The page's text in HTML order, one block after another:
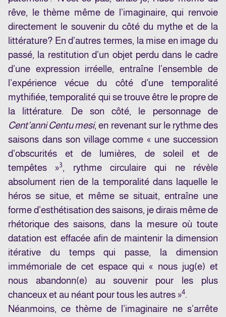
rêve, le thème même de l’imaginaire, qui renvoie
directement le souvenir du côté du mythe et de la
littérature? En d’autres termes, la mise en image du
passé, la restitution d’un objet perdu dans le cadre
d’une expression irréelle, entraîne l’ensemble de
l’expérience vécue du côté d’une temporalité
mythifiée, temporalité qui se trouve être le propre de
la littérature. De son côté, le personnage de
Cent’anni Centu mesi, en revenant sur le rythme des
saisons dans son village comme « une succession
d’obscurités et de lumières, de soleil et de
tempêtes »3, rythme circulaire qui ne révèle
absolument rien de la temporalité dans laquelle le
héros se situe, et même se situait, entraîne une
forme d’esthétisation des saisons, je dirais même de
rhétorique des saisons, dans la mesure où toute
datation est effacée afin de maintenir la dimension
itérative du temps qui passe, la dimension
immémoriale de cet espace qui « nous jug(e) et
nous abandonn(e) au souvenir pour les plus
chanceux et au néant pour tous les autres »4.
Néanmoins, ce thème de l’imaginaire ne s’arrête